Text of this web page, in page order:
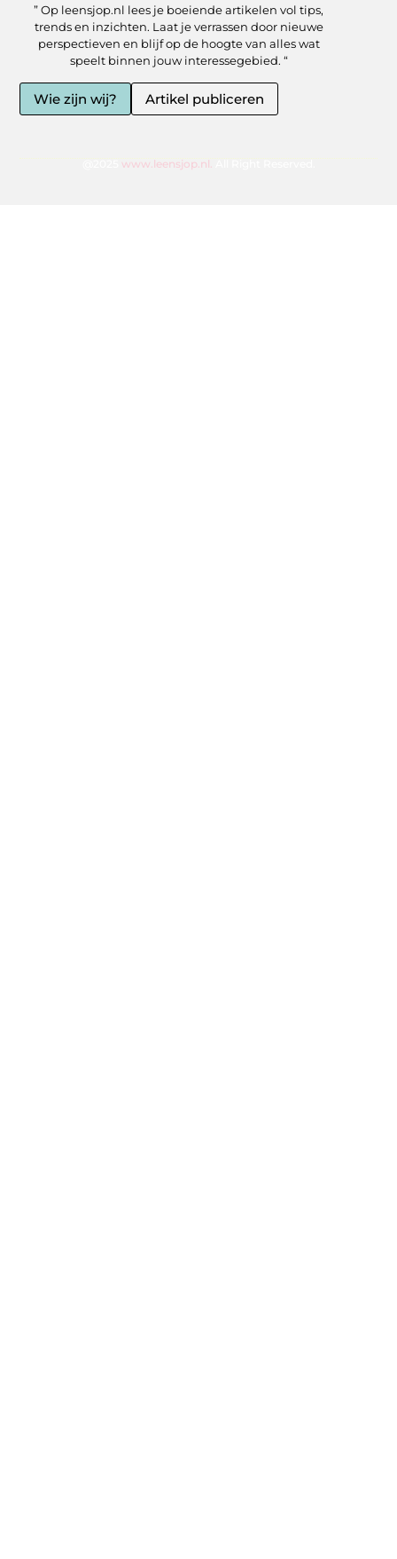
” Op leensjop.nl lees je boeiende artikelen vol tips,
trends en inzichten. Laat je verrassen door nieuwe
perspectieven en blijf op de hoogte van alles wat
speelt binnen jouw interessegebied. “
Wie zijn wij? Artikel publiceren
www.leensjop.nl.